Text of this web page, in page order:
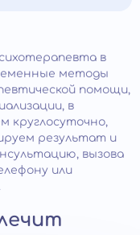
в
методы
помощи,
в
круглосуточно,
результат и
вызова
или